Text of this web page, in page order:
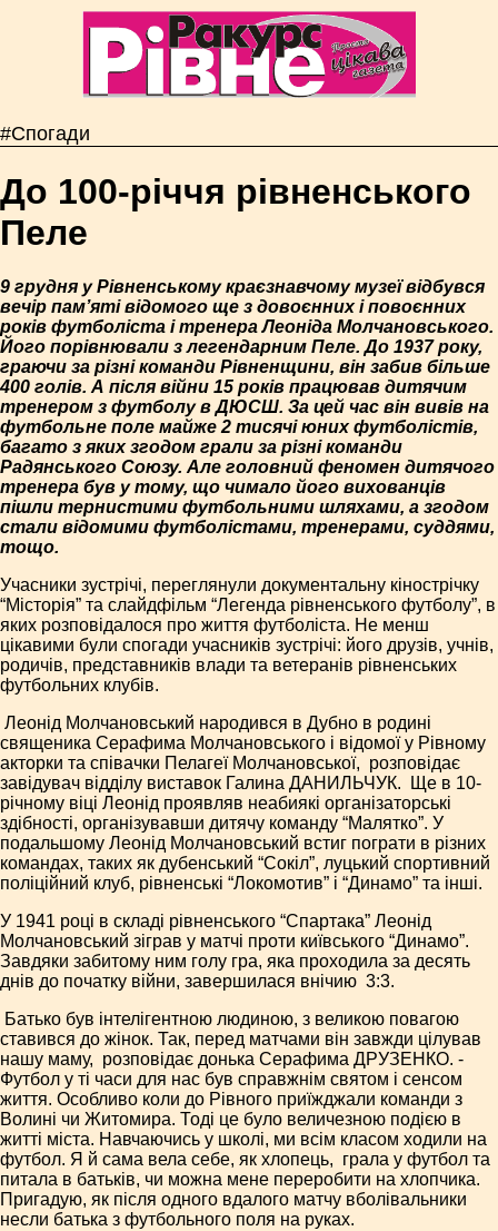
#Спогади
До 100-річчя рівненського
Пеле
9 грудня у Рівненському краєзнавчому музеї відбувся
вечір пам’яті відомого ще з довоєнних і повоєнних
років футболіста і тренера Леоніда Молчановського.
Його порівнювали з легендарним Пеле. До 1937 року,
граючи за різні команди Рівненщини, він забив більше
400 голів. А після війни 15 років працював дитячим
тренером з футболу в ДЮСШ. За цей час він вивів на
футбольне поле майже 2 тисячі юних футболістів,
багато з яких згодом грали за різні команди
Радянського Союзу. Але головний феномен дитячого
тренера був у тому, що чимало його вихованців
пішли тернистими футбольними шляхами, а згодом
стали відомими футболістами, тренерами, суддями,
тощо.
Учасники зустрічі, переглянули документальну кінострічку
“Місторія” та слайд­фільм “Легенда рівненського футболу”, в
яких розповідалося про життя футболіста. Не менш
цікавими були спогади учасників зустрічі: його друзів, учнів,
родичів, представників влади та ветеранів рівненських
футбольних клубів.
­
Леонід Молчановський народився в Дубно в родині
священика Серафима Молчановського і відомої у Рівному
акторки та співачки Пелагеї Молчановської, ­ розповідає
завідувач відділу виставок Галина ДАНИЛЬЧУК. ­ Ще в 10­
річному віці Леонід проявляв неабиякі організаторські
здібності, організувавши дитячу команду “Малятко”. У
подальшому Леонід Молчановський встиг пограти в різних
командах, таких як дубенський “Сокіл”, луцький спортивний
поліційний клуб, рівненські “Локомотив” і “Динамо” та інші.
У 1941 році в складі рівненського “Спартака” Леонід
Молчановський зіграв у матчі проти київського “Динамо”.
Завдяки забитому ним голу гра, яка проходила за десять
днів до початку війни, завершилася внічию ­ 3:3.
­
Батько був інтелігентною людиною, з великою повагою
ставився до жінок. Так, перед матчами він завжди цілував
нашу маму, ­ розповідає донька Серафима ДРУЗЕНКО. ­
Футбол у ті часи для нас був справжнім святом і сенсом
життя. Особ­ливо коли до Рівного приїжджали команди з
Волині чи Житомира. Тоді це було величезною подією в
житті міста. Навчаючись у школі, ми всім класом ходили на
футбол. Я й сама вела себе, як хлопець, ­ грала у футбол та
питала в батьків, чи можна мене переробити на хлопчика.
Пригадую, як після одного вдалого матчу вболівальники
несли батька з футбольного поля на руках.